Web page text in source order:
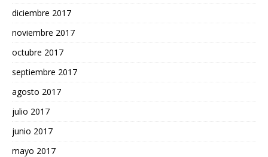
diciembre 2017
noviembre 2017
octubre 2017
septiembre 2017
agosto 2017
julio 2017
junio 2017
mayo 2017